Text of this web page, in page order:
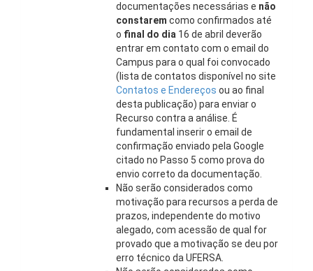
documentações necessárias e não
constarem como confirmados até
o final do dia 16 de abril deverão
entrar em contato com o email do
Campus para o qual foi convocado
(lista de contatos disponível no site
Contatos e Endereços ou ao final
desta publicação) para enviar o
Recurso contra a análise. É
fundamental inserir o email de
confirmação enviado pela Google
citado no Passo 5 como prova do
envio correto da documentação.
Não serão considerados como
motivação para recursos a perda de
prazos, independente do motivo
alegado, com acessão de qual for
provado que a motivação se deu por
erro técnico da UFERSA.